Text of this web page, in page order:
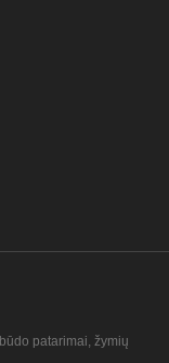
patarimai, žymių